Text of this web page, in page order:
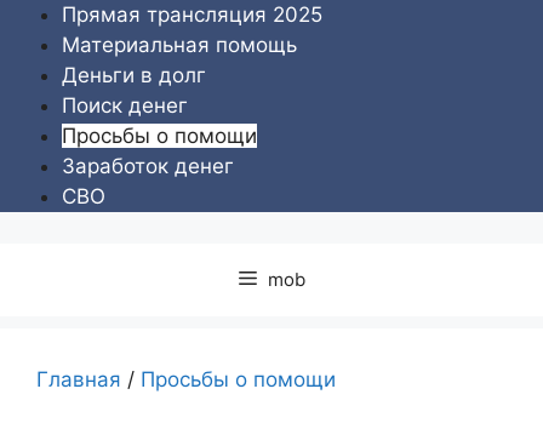
Перейти
содержимому
Прямая трансляция 2025
Материальная помощь
Деньги в долг
Поиск денег
Просьбы о помощи
Заработок денег
СВО
mob
Главная / Просьбы о помощи